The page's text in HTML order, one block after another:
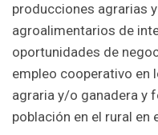
producciones agrarias
agroalimentarios de
oportunidades de
empleo cooperativo en
agraria y/o ganadera y
población en el rural en